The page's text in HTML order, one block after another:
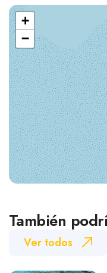
posterior
hacia
la
privado
parque
+
−
También
Ver todos